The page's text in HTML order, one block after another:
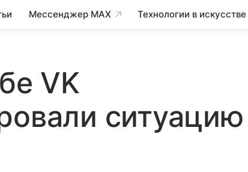
Мессенджер MAX Технологии в искусстве
VK